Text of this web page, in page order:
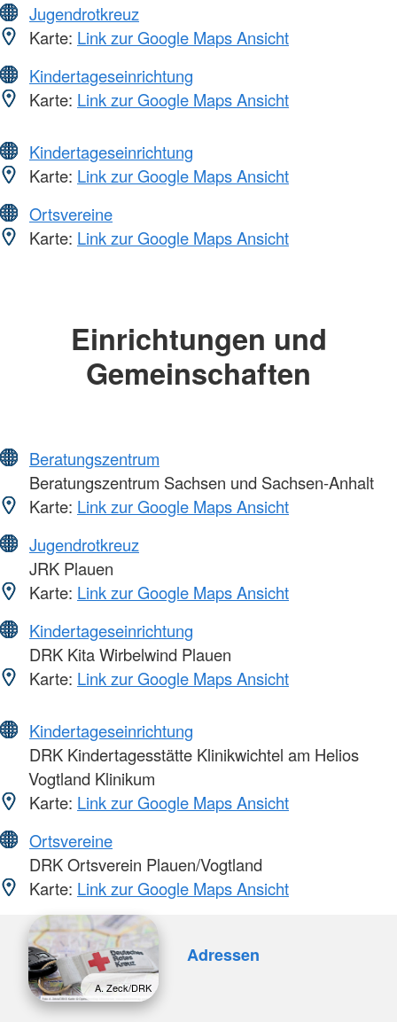
Jugendrotkreuz
Karte: Link zur Google Maps Ansicht
Kindertageseinrichtung
Karte: Link zur Google Maps Ansicht
Kindertageseinrichtung
Karte: Link zur Google Maps Ansicht
Ortsvereine
Karte: Link zur Google Maps Ansicht
Einrichtungen und
Gemeinschaften
Beratungszentrum
Beratungszentrum Sachsen und Sachsen-Anhalt
Karte: Link zur Google Maps Ansicht
Jugendrotkreuz
JRK Plauen
Karte: Link zur Google Maps Ansicht
Kindertageseinrichtung
DRK Kita Wirbelwind Plauen
Karte: Link zur Google Maps Ansicht
Kindertageseinrichtung
DRK Kindertagesstätte Klinikwichtel am Helios
Vogtland Klinikum
Karte: Link zur Google Maps Ansicht
Ortsvereine
DRK Ortsverein Plauen/Vogtland
Karte: Link zur Google Maps Ansicht
A. Zeck/DRK
Adressen